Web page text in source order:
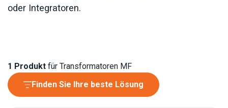
oder Integratoren.
1 Produkt für Transformatoren MF
Finden Sie Ihre beste Lösung